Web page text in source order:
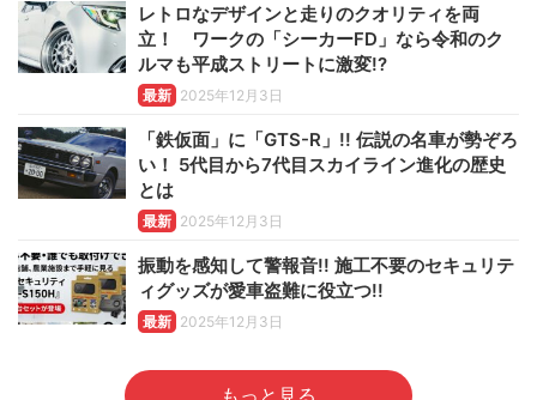
レトロなデザインと走りのクオリティを両
立！ ワークの「シーカーFD」なら令和のク
ルマも平成ストリートに激変!?
最新 2025年12月3日
「鉄仮面」に「GTS-R」!! 伝説の名車が勢ぞろ
い！ 5代目から7代目スカイライン進化の歴史
とは
最新 2025年12月3日
振動を感知して警報音!! 施工不要のセキュリテ
ィグッズが愛車盗難に役立つ!!
最新 2025年12月3日
もっと見る